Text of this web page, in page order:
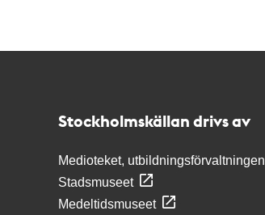
Stockholmskällan drivs av
Medioteket, utbildningsförvaltningen
Stadsmuseet
Medeltidsmuseet